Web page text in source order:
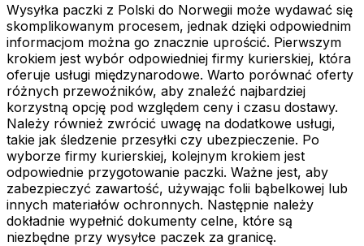
Wysyłka paczki z Polski do Norwegii może wydawać się
skomplikowanym procesem, jednak dzięki odpowiednim
informacjom można go znacznie uprościć. Pierwszym
krokiem jest wybór odpowiedniej firmy kurierskiej, która
oferuje usługi międzynarodowe. Warto porównać oferty
różnych przewoźników, aby znaleźć najbardziej
korzystną opcję pod względem ceny i czasu dostawy.
Należy również zwrócić uwagę na dodatkowe usługi,
takie jak śledzenie przesyłki czy ubezpieczenie. Po
wyborze firmy kurierskiej, kolejnym krokiem jest
odpowiednie przygotowanie paczki. Ważne jest, aby
zabezpieczyć zawartość, używając folii bąbelkowej lub
innych materiałów ochronnych. Następnie należy
dokładnie wypełnić dokumenty celne, które są
niezbędne przy wysyłce paczek za granicę.